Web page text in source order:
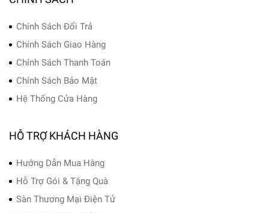
Chính Sách Đổi Trả
Chính Sách Giao Hàng
Chính Sách Thanh Toán
Chính Sách Bảo Mật
Hệ Thống Cửa Hàng
HỖ TRỢ KHÁCH HÀNG
Hướng Dẫn Mua Hàng
Hỗ Trợ Gói & Tặng Quà
Sàn Thương Mại Điện Tử